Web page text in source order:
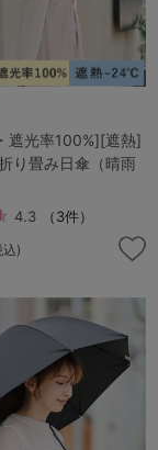
遮光率100%][遮熱]
り畳み日傘（晴雨
4.3 （3件）
込)